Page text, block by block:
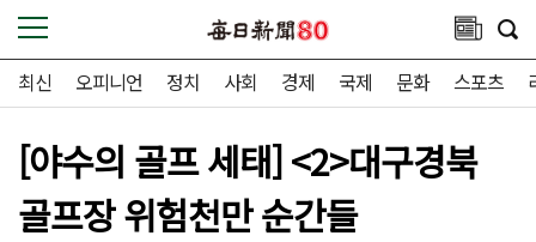
최신 오피니언 정치 사회 경제 국제 문화 스포츠
[야수의 골프 세태] <2>대구경북
골프장 위험천만 순간들